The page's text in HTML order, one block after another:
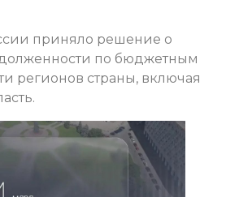
приняло решение о
по бюджетным
регионов страны, включая